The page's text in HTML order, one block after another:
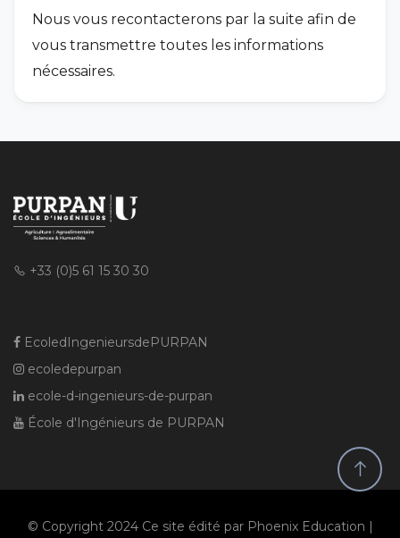
Nous vous recontacterons par la suite afin de
vous transmettre toutes les informations
nécessaires.
+33 (0)5 61 15 30 30
EcoledIngenieursdePURPAN
ecoledepurpan
ecole-d-ingenieurs-de-purpan
École d'Ingénieurs de PURPAN
© Copyright 2024 Ce site édité par Phoenix Education |